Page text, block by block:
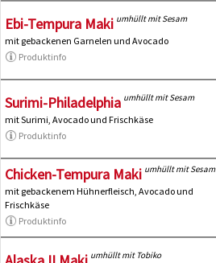
Ebi-Tempura Maki umhüllt mit Sesam
mit gebackenen Garnelen und Avocado
Produktinfo
Surimi-Philadelphia umhüllt mit Sesam
mit Surimi, Avocado und Frischkäse
Produktinfo
Chicken-Tempura Maki umhüllt mit Sesam
mit gebackenem Hühnerfleisch, Avocado und
Frischkäse
Produktinfo
umhüllt mit Tobiko